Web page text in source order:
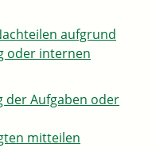
aufgrund
oder internen
der Aufgaben oder
mitteilen